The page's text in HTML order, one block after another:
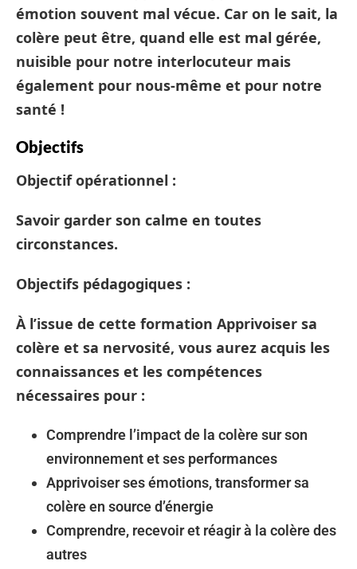
émotion souvent mal vécue. Car on le sait, la
colère peut être, quand elle est mal gérée,
nuisible pour notre interlocuteur mais
également pour nous-même et pour notre
santé !
Objectifs
Objectif opérationnel :
Savoir garder son calme en toutes
circonstances.
Objectifs pédagogiques :
À l’issue de cette formation Apprivoiser sa
colère et sa nervosité, vous aurez acquis les
connaissances et les compétences
nécessaires pour :
Comprendre l’impact de la colère sur son
environnement et ses performances
Apprivoiser ses émotions, transformer sa
colère en source d’énergie
Comprendre, recevoir et réagir à la colère des
autres